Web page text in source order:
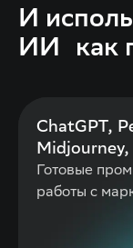
И
ИИ как
ChatGPT,
Готовые
работы с